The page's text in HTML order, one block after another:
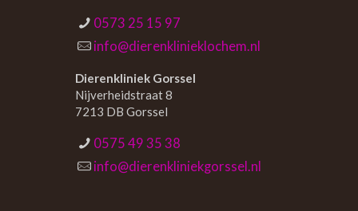
0573 25 15 97
info@dierenklinieklochem.nl
Dierenkliniek Gorssel
Nijverheidstraat 8
7213 DB Gorssel
0575 49 35 38
info@dierenkliniekgorssel.nl